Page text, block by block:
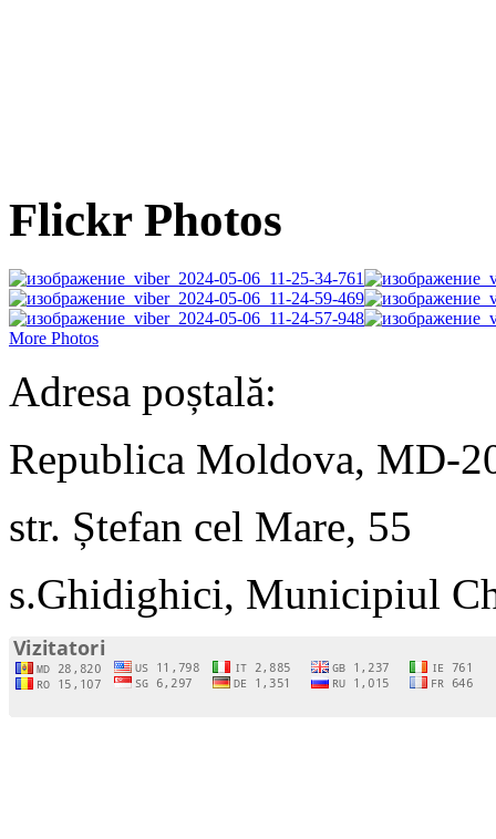
Flickr Photos
More Photos
Adresa poștală:
Republica Moldova, MD-
str. Ștefan cel Mare, 55
s.Ghidighici, Municipiul